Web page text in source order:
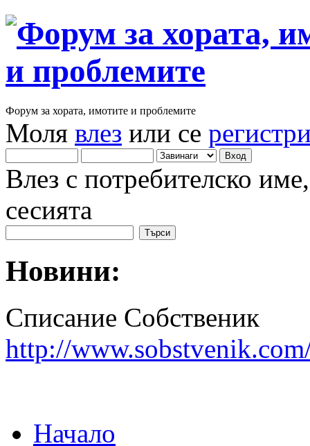
Форум за хората, имотите и проблемите
Моля влез или се
Влез с потребителско
сесията
Новини:
Списание Собственик
http://
Начало